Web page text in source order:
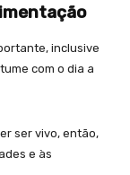
inclusive
com o dia a
ser vivo, então,
e às